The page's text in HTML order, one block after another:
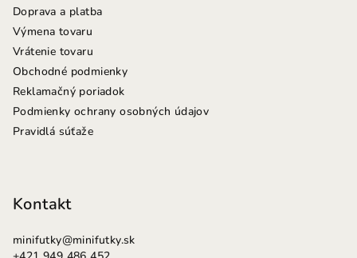
Doprava a platba
Výmena tovaru
Vrátenie tovaru
Obchodné podmienky
Reklamačný poriadok
Podmienky ochrany osobných údajov
Pravidlá súťaže
Kontakt
minifutky@minifutky.sk